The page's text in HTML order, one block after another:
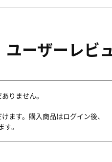
ユーザーレビ
りません。
ます。購入商品はログイン後、
。